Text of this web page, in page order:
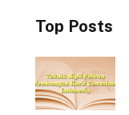
Top Posts